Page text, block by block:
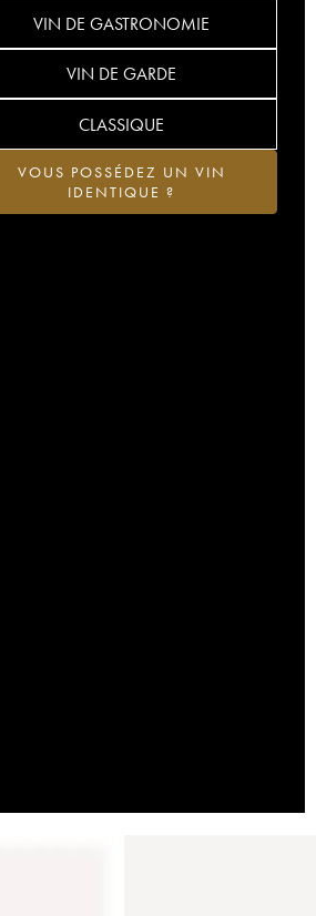
VIN DE GASTRONOMIE
VIN DE GARDE
CLASSIQUE
VOUS POSSÉDEZ UN VIN
IDENTIQUE ?